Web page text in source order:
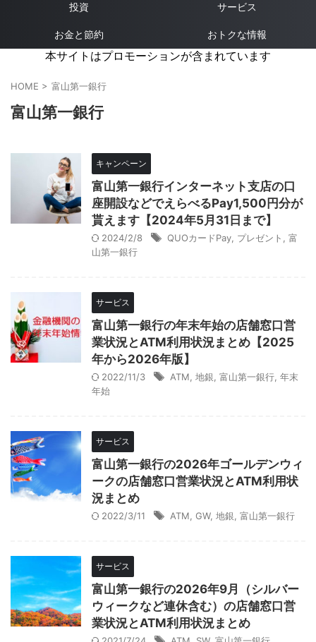
投資 サービス
お金と節約 おトクな情報
本サイトはプロモーションが含まれています
HOME > 富山第一銀行
富山第一銀行
キャンペーン
富山第一銀行インターネット支店の口
座開設などでえらべるPay1,500円分が
貰えます【2024年5月31日まで】
2024/2/8 QUOカードPay プレゼント
富
山第一銀行
サービス
富山第一銀行の年末年始の店舗窓口営
業状況とATM利用状況まとめ【2025
年から2026年版】
2022/11/3 ATM 地銀 富山第一銀行 年末
年始
サービス
富山第一銀行の2026年ゴールデンウィ
ークの店舗窓口営業状況とATM利用状
況まとめ
2022/3/11 ATM GW, 地銀 富山第一銀行
サービス
富山第一銀行の2026年9月（シルバー
ウィークなど連休含む）の店舗窓口営
業状況とATM利用状況まとめ